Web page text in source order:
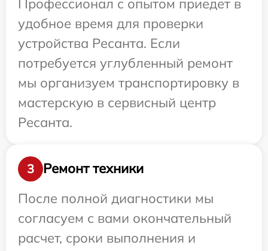
Профессионал с опытом приедет в
удобное время для проверки
устройства Ресанта. Если
потребуется углубленный ремонт
мы организуем транспортировку в
мастерскую в сервисный центр
Ресанта.
3
Ремонт техники
После полной диагностики мы
согласуем с вами окончательный
расчет, сроки выполнения и